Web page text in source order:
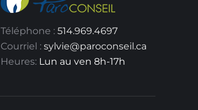
Téléphone : 514.969.4697
Courriel : sylvie@paroconseil.ca
Heures: Lun au ven 8h-17h